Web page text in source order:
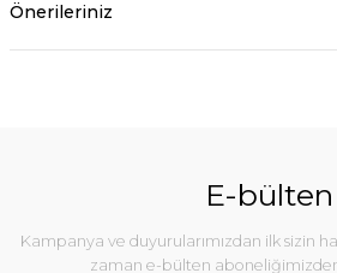
Önerileriniz
E-bülten
Kampanya ve duyurularımızdan ilk sizin
zaman e-bülten